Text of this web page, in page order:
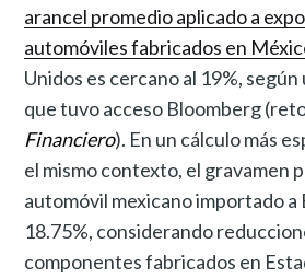
arancel promedio aplicado a
automóviles fabricados en
Unidos es cercano al 19%,
que tuvo acceso Bloomberg
Financiero). En un cálculo más
el mismo contexto, el gravamen
automóvil mexicano importado a
18.75%, considerando
componentes fabricados en